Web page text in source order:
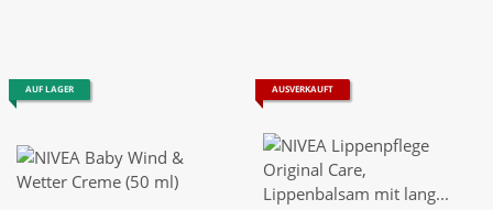
AUF LAGER AUSVERKAUFT